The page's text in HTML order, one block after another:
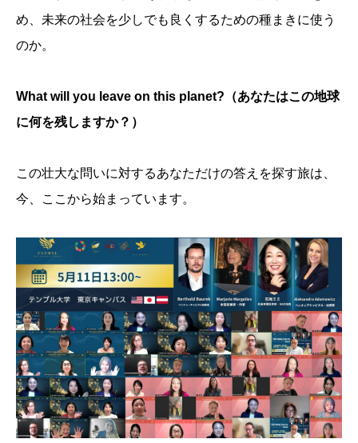
め、未来の社会を少しでも良くするための種まきに使う
のか。
What will you leave on this planet?（あなたはこの地球
に何を残しますか？）
この壮大な問いに対するあなただけの答えを探す旅は、
今、ここから始まっています。